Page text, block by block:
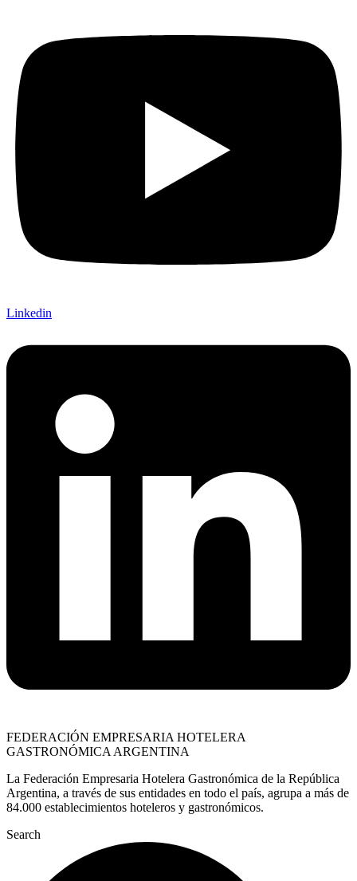
Linkedin
FEDERACIÓN EMPRESARIA HOTELERA
GASTRONÓMICA ARGENTINA
La Federación Empresaria Hotelera Gastronómica de la República
Argentina, a través de sus entidades en todo el país, agrupa a más de
84.000 establecimientos hoteleros y gastronómicos.
Search